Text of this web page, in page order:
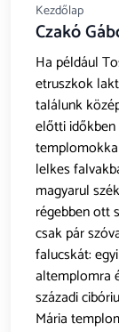
Kezdőlap
Czakó
Ha például
etruszkok
találunk
előtti
lelkes
magyarul
régebben ott
csak pár
falucskát:
altemplomra
századi
Mária